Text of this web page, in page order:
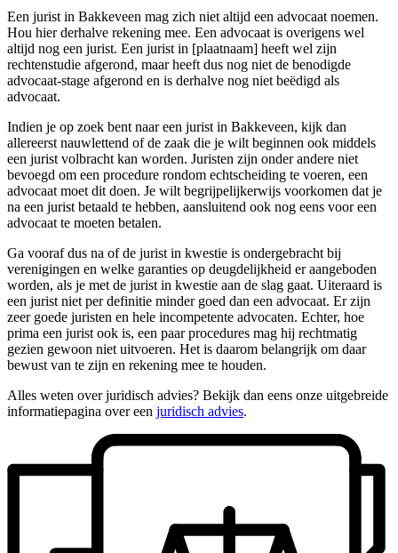
Een jurist in Bakkeveen mag zich niet altijd een advocaat noemen.
Hou hier derhalve rekening mee. Een advocaat is overigens wel
altijd nog een jurist. Een jurist in [plaatnaam] heeft wel zijn
rechtenstudie afgerond, maar heeft dus nog niet de benodigde
advocaat-stage afgerond en is derhalve nog niet beëdigd als
advocaat.
Indien je op zoek bent naar een jurist in Bakkeveen, kijk dan
allereerst nauwlettend of de zaak die je wilt beginnen ook middels
een jurist volbracht kan worden. Juristen zijn onder andere niet
bevoegd om een procedure rondom echtscheiding te voeren, een
advocaat moet dit doen. Je wilt begrijpelijkerwijs voorkomen dat je
na een jurist betaald te hebben, aansluitend ook nog eens voor een
advocaat te moeten betalen.
Ga vooraf dus na of de jurist in kwestie is ondergebracht bij
verenigingen en welke garanties op deugdelijkheid er aangeboden
worden, als je met de jurist in kwestie aan de slag gaat. Uiteraard is
een jurist niet per definitie minder goed dan een advocaat. Er zijn
zeer goede juristen en hele incompetente advocaten. Echter, hoe
prima een jurist ook is, een paar procedures mag hij rechtmatig
gezien gewoon niet uitvoeren. Het is daarom belangrijk om daar
bewust van te zijn en rekening mee te houden.
Alles weten over juridisch advies? Bekijk dan eens onze uitgebreide
informatiepagina over een juridisch advies.